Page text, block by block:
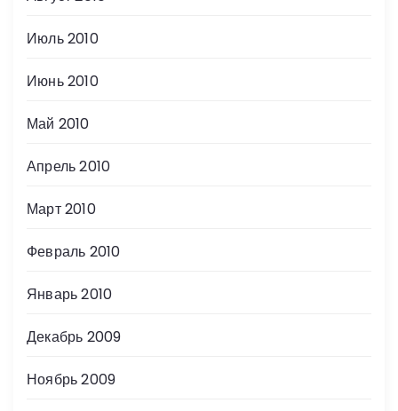
Июль 2010
Июнь 2010
Май 2010
Апрель 2010
Март 2010
Февраль 2010
Январь 2010
Декабрь 2009
Ноябрь 2009